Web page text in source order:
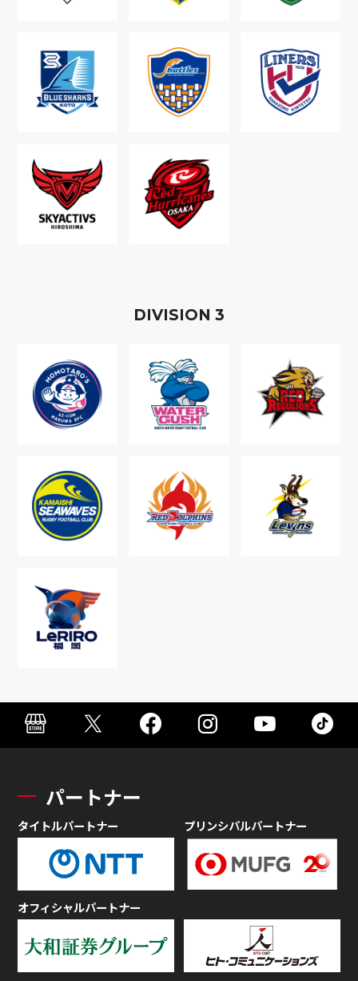
DIVISION 3
パートナー
タイトルパートナー プリンシパルパートナー
オフィシャルパートナー